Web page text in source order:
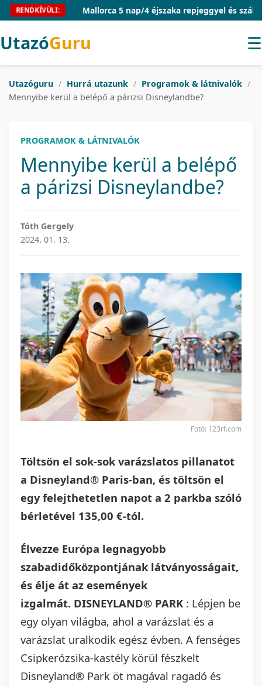
RENDKÍVÜLI: Mallorca 5 nap/4 éjszaka repjeggyel és
UtazóGuru ☰
Utazóguru / Hurrá utazunk / Programok & látnivalók /
Mennyibe kerül a belépő a párizsi Disneylandbe?
PROGRAMOK & LÁTNIVALÓK
Mennyibe kerül a belépő
a párizsi Disneylandbe?
Tóth Gergely
2024. 01. 13.
Fotó: 123rf.com
Töltsön el sok-sok varázslatos pillanatot
a Disneyland® Paris-ban, és töltsön el
egy felejthetetlen napot a 2 parkba szóló
bérletével 135,00 €-tól.
Élvezze Európa legnagyobb
szabadidőközpontjának látványosságait,
és élje át az események
izgalmát. DISNEYLAND® PARK : Lépjen be
egy olyan világba, ahol a varázslat és a
varázslat uralkodik egész évben. A fenséges
Csipkerózsika-kastély körül fészkelt
Disneyland® Park öt magával ragadó és